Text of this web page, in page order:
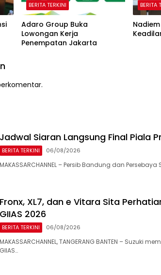
BERITA TERKINI
Adaro Group Buka
Lowongan Kerja
Penempatan Jakarta
BERITA
Jadwal Siaran Langsung Final Piala
BERITA TERKINI 06/08/2026
MAKASSARCHANNEL – Persib Bandung dan
Fronx, XL7, dan e Vitara Sita
GIIAS 2026
BERITA TERKINI 06/08/2026
MAKASSARCHANNEL, TANGERANG BANTEN – Suzuki
GIIAS…